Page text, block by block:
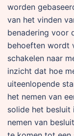
worden
van het vinden
benadering voor
behoeften wordt
schakelen naar
inzicht dat hoe
uiteenlopende
het nemen van
solide het besluit
nemen van